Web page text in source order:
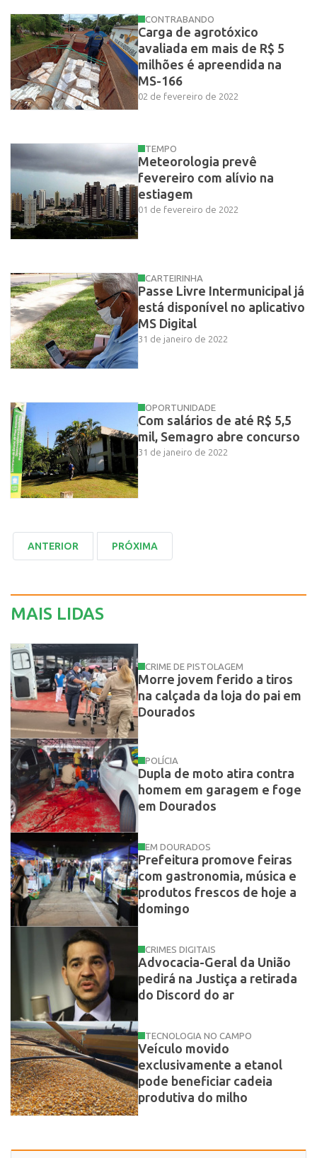
CONTRABANDO
Carga de agrotóxico
avaliada em mais de R$ 5
milhões é apreendida na
MS-166
02 de fevereiro de 2022
TEMPO
Meteorologia prevê
fevereiro com alívio na
estiagem
01 de fevereiro de 2022
CARTEIRINHA
Passe Livre Intermunicipal já
está disponível no aplicativo
MS Digital
31 de janeiro de 2022
OPORTUNIDADE
Com salários de até R$ 5,5
mil, Semagro abre concurso
31 de janeiro de 2022
MAIS LIDAS
CRIME DE PISTOLAGEM
Morre jovem ferido a tiros
na calçada da loja do pai em
Dourados
POLÍCIA
Dupla de moto atira contra
homem em garagem e foge
em Dourados
EM DOURADOS
Prefeitura promove feiras
com gastronomia, música e
produtos frescos de hoje a
domingo
CRIMES DIGITAIS
Advocacia-Geral da União
pedirá na Justiça a retirada
do Discord do ar
TECNOLOGIA NO CAMPO
Veículo movido
exclusivamente a etanol
pode beneficiar cadeia
produtiva do milho